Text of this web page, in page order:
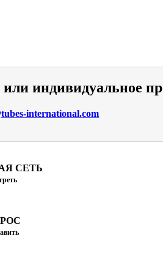
индивидуальное
international.com
СЕТЬ